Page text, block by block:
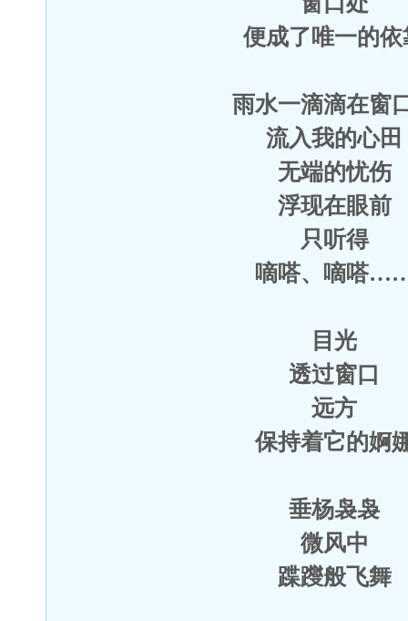
便成了唯一的依
雨水一滴滴在窗
流入我的心田
无端的忧伤
浮现在眼前
只听得
嘀嗒、嘀嗒
目光
透过窗口
远方
保持着它的婀
垂杨袅袅
微风中
蹀躞般飞舞